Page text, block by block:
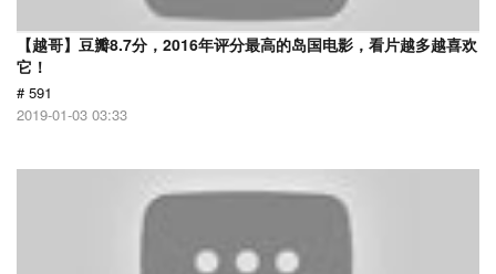
【越哥】豆瓣8.7分，2016年评分最高的岛国电影，看片越多越喜欢
它！
# 591
2019-01-03 03:33